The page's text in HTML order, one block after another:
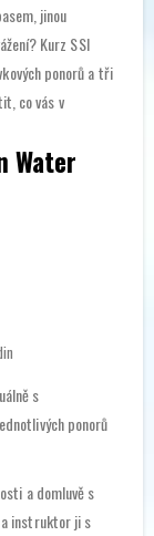
jinou
Kurz SSI
ponorů a tři
co vás v
Water
s
ponorů
a domluvě s
instruktor ji s